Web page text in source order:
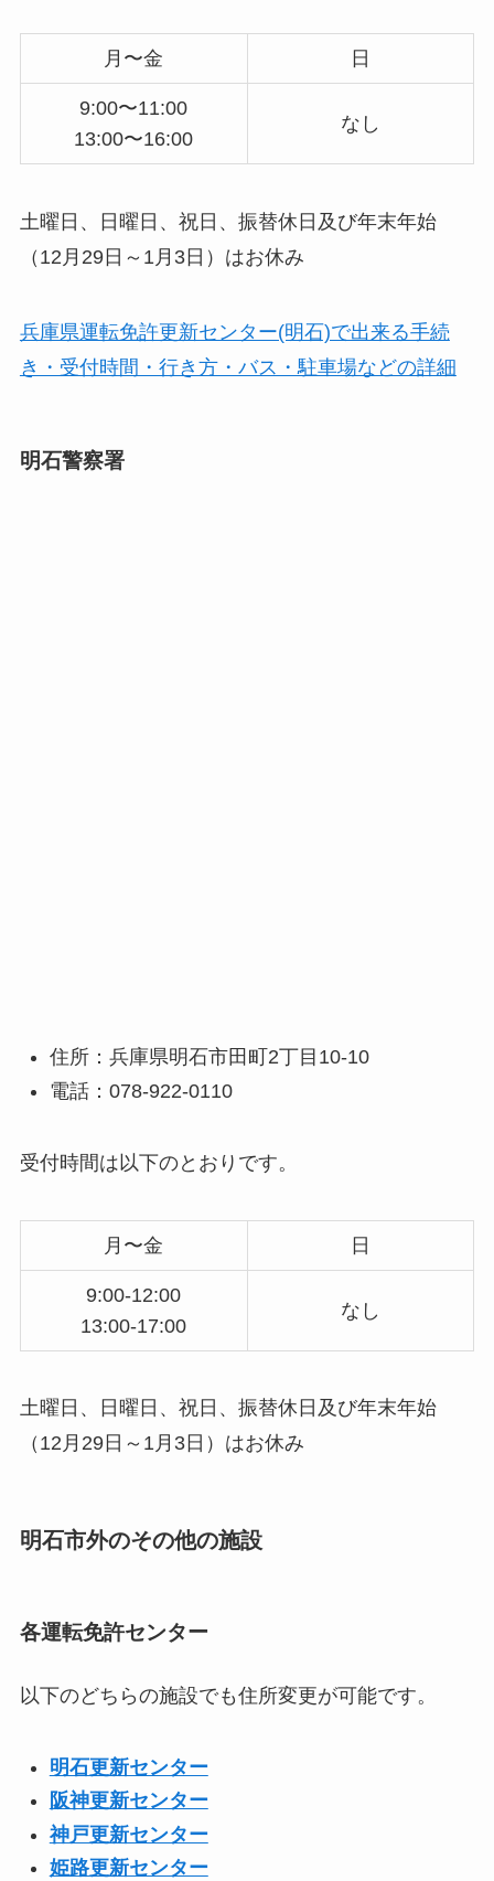
月〜金 日
9:00〜11:00
13:00〜16:00
なし
土曜日、日曜日、祝日、振替休日及び年末年始
（12月29日～1月3日）はお休み
兵庫県運転免許更新センター(明石)で出来る手続
き・受付時間・行き方・バス・駐車場などの詳細
明石警察署
住所：兵庫県明石市田町2丁目10-10
電話：078-922-0110
受付時間は以下のとおりです。
月〜金 日
9:00-12:00
13:00-17:00
なし
土曜日、日曜日、祝日、振替休日及び年末年始
（12月29日～1月3日）はお休み
明石市外のその他の施設
各運転免許センター
以下のどちらの施設でも住所変更が可能です。
明石更新センター
阪神更新センター
神戸更新センター
姫路更新センター